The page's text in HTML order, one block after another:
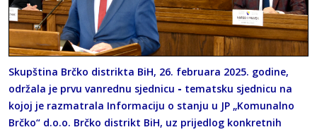
Skupština Brčko distrikta BiH, 26. februara 2025. godine,
održala je prvu vanrednu sjednicu - tematsku sjednicu na
kojoj je razmatrala Informaciju o stanju u JP „Komunalno
Brčko“ d.o.o. Brčko distrikt BiH, uz prijedlog konkretnih